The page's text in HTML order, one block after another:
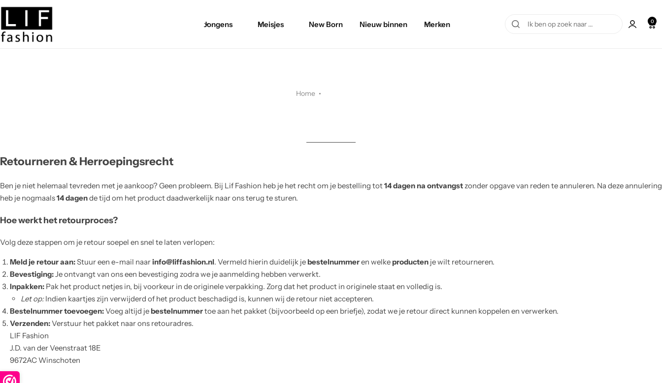
Jongens Meisjes New Born Nieuw binnen Merken 0
Home
Retourneren & Herroepingsrecht
Ben je niet helemaal tevreden met je aankoop? Geen probleem. Bij Lif Fashion heb je het recht om je bestelling tot14 dagen na ontvangstzonder opgave van reden te annuleren. Na deze annulering
heb je nogmaals14 dagende tijd om het product daadwerkelijk naar ons terug te sturen.
Hoe werkt het retourproces?
Volg deze stappen om je retour soepel en snel te laten verlopen:
Meld je retour aan:Stuur een e-mail naarinfo@liffashion.nl. Vermeld hierin duidelijk je bestelnummeren welke productenje wilt retourneren.
Bevestiging:Je ontvangt van ons een bevestiging zodra we je aanmelding hebben verwerkt.
Inpakken:Pak het product netjes in, bij voorkeur in de originele verpakking. Zorg dat het product in originele staat en volledig is.
Let op:Indien kaartjes zijn verwijderd of het product beschadigd is, kunnen wij de retour niet accepteren.
Bestelnummer toevoegen:Voeg altijd je bestelnummertoe aan het pakket (bijvoorbeeld op een briefje), zodat we je retour direct kunnen koppelen en verwerken.
Verzenden:Verstuur het pakket naar ons retouradres.
LIF Fashion
J.D. van der Veenstraat 18E
9672AC Winschoten
Asscessoires
T-shirts
Accessoires
Panty
Truien Meisjes
Vesten meisjes
Z8 newborn zomer
Daily7 zomer
Like Flo zomer